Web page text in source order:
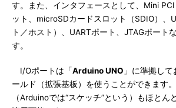
す。また、インタフェースとして、Mini
ット、microSDカードスロット（SDIO）、
ト／ホスト）、UARTポート、JTAGポート
す。
I/Oポートは「Arduino UNO 」に準拠し
ールド（拡張基板）を使うことができます
（Arduinoでは“スケッチ”という）もほとん